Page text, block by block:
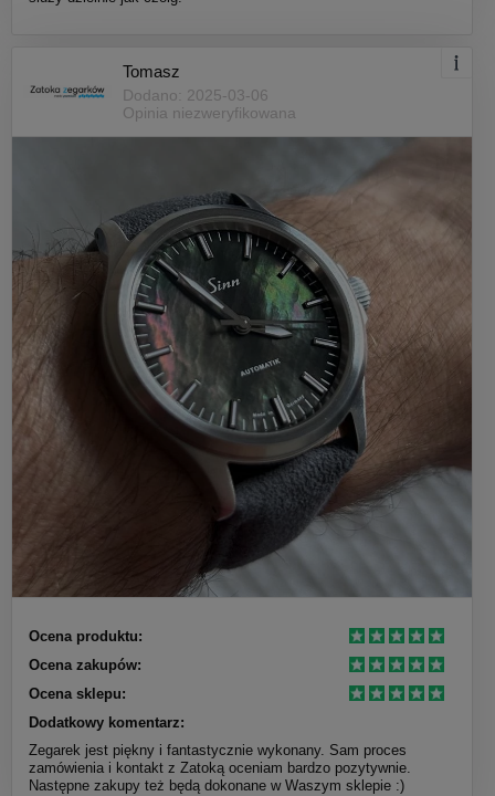
Tomasz
Dodano: 2025-03-06
Opinia niezweryfikowana
Ocena produktu:
Ocena zakupów:
Ocena sklepu:
Dodatkowy komentarz:
Zegarek jest piękny i fantastycznie wykonany. Sam proces
zamówienia i kontakt z Zatoką oceniam bardzo pozytywnie.
Następne zakupy też będą dokonane w Waszym sklepie :)